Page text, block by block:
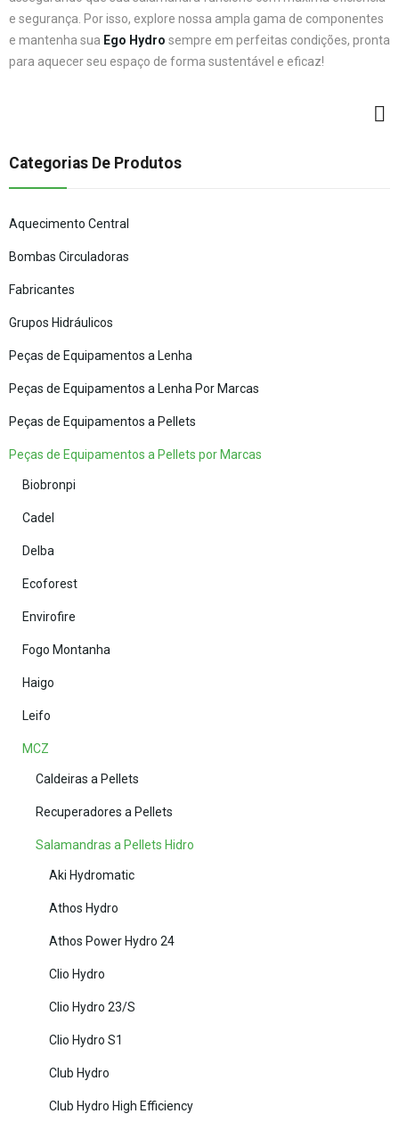
e segurança. Por isso, explore nossa ampla gama de componentes
e mantenha sua Ego Hydro sempre em perfeitas condições, pronta
para aquecer seu espaço de forma sustentável e eficaz!
Categorias De Produtos
Aquecimento Central
Bombas Circuladoras
Fabricantes
Grupos Hidráulicos
Peças de Equipamentos a Lenha
Peças de Equipamentos a Lenha Por Marcas
Peças de Equipamentos a Pellets
Peças de Equipamentos a Pellets por Marcas
Biobronpi
Cadel
Delba
Ecoforest
Envirofire
Fogo Montanha
Haigo
Leifo
MCZ
Caldeiras a Pellets
Recuperadores a Pellets
Salamandras a Pellets Hidro
Aki Hydromatic
Athos Hydro
Athos Power Hydro 24
Clio Hydro
Clio Hydro 23/S
Clio Hydro S1
Club Hydro
Club Hydro High Efficiency